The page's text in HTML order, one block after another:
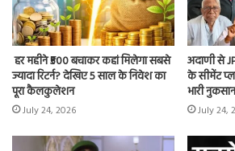
हर महीने ₹500 बचाकर कहां मिलेगा सबसे
ज्यादा रिटर्न? देखिए 5 साल के निवेश का
पूरा कैलकुलेशन
July 24, 2026
अदाणी से
के सीमेंट
भारी नुकसान
July 24,